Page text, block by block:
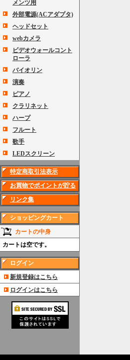
メンツ用
外部電源(ACアダプタ)
ヘッドセット
webカメラ
ビデオウォールコント
ローラ
バイオリン
演奏
ピアノ
クラリネット
ハープ
フルート
歌手
LEDスクリーン
特定商取引法表示
お買物でポイントが貯る
リンク集
ショッピングカート
カートの中身
カートは空です。
ログイン
新規登録はこちら
ログインはこちら